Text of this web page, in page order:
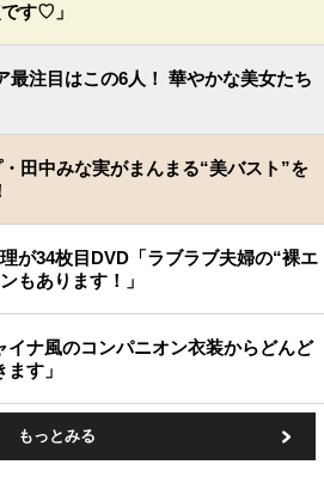
す♡」
最注目はこの6人！ 華やかな美女たち
田中みな実がまんまる“美バスト”を
が34枚目DVD「ラブラブ夫婦の“裸エ
もあります！」
イナ風のコンパニオン衣装からどんど
す」
もっとみる